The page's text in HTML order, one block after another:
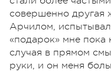
совершенно другая
Арчилом,
«подарок» мне
случая в прямом
руки, и он меня